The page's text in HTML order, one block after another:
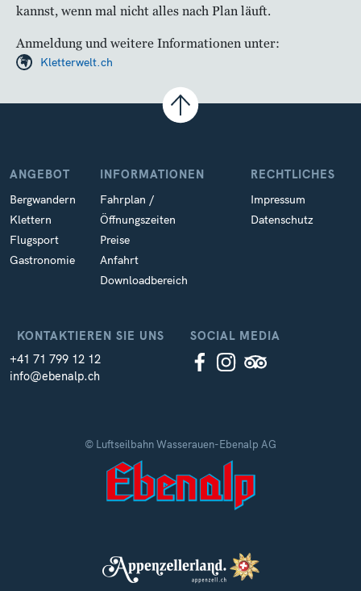
kannst, wenn mal nicht alles nach Plan läuft.
Anmeldung und weitere Informationen unter:
Kletterwelt.ch
KONTAKTIEREN SIE UNS
+41 71 799 12 12
info@ebenalp.ch
ANGEBOT
Bergwandern
Klettern
Flugsport
Gastronomie
INFORMATIONEN
Fahrplan /
Öffnungszeiten
Preise
Anfahrt
Downloadbereich
RECHTLICHES
Impressum
Datenschutz
SOCIAL MEDIA
© Luftseilbahn Wasserauen-Ebenalp AG